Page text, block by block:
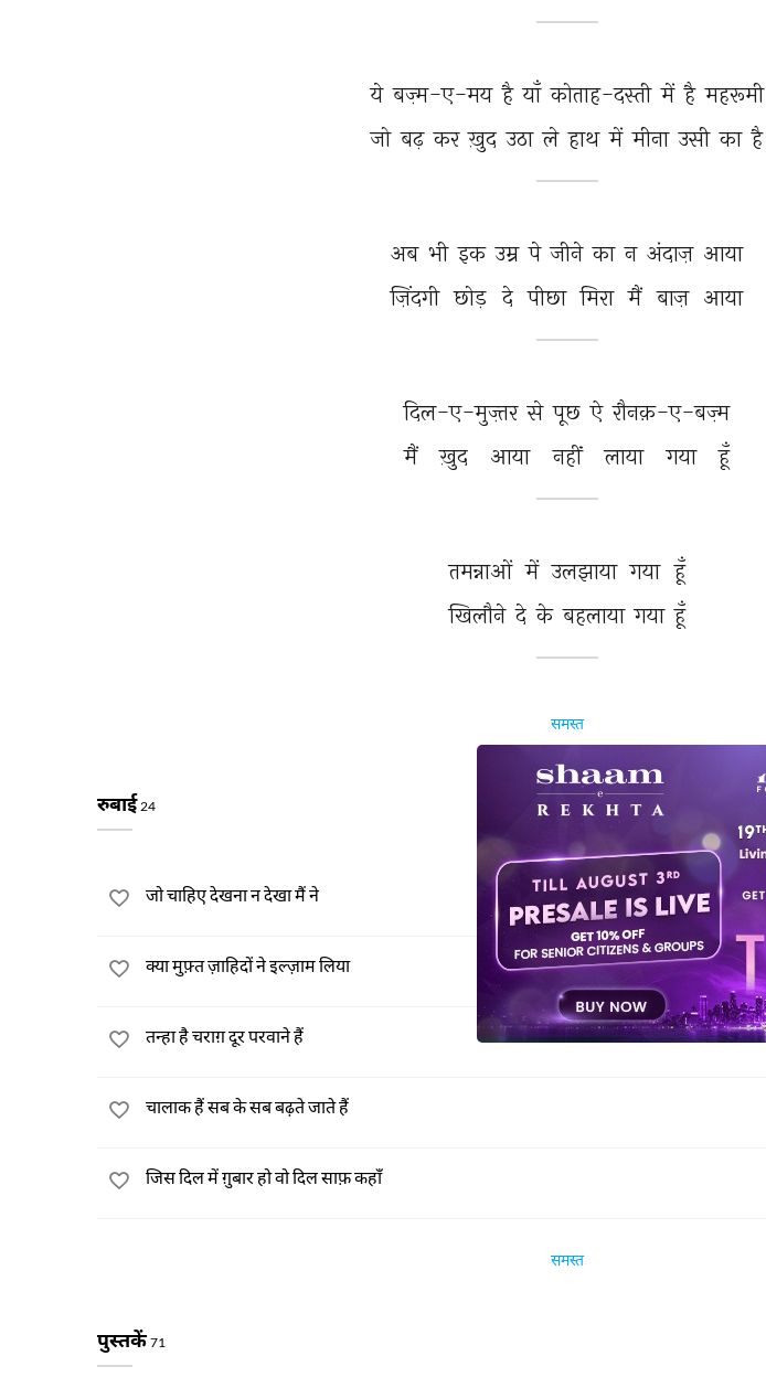
ये बज़्म-ए-मय है याँ कोताह-दस्ती में है महरूमी
जो बढ़ कर ख़ुद उठा ले हाथ में मीना उसी का है
अब भी इक उम्र पे जीने का न अंदाज़ आया
ज़िंदगी छोड़ दे पीछा मिरा मैं बाज़ आया
दिल-ए-मुज़्तर से पूछ ऐ रौनक़-ए-बज़्म
मैं
ख़ुद आया नहीं लाया गया हूँ
तमन्नाओं में उलझाया गया हूँ
खिलौने दे के बहलाया गया हूँ
समस्त
रुबाई24
जो चाहिए देखना न देखा मैं ने
क्या मुफ़्त ज़ाहिदों ने इल्ज़ाम लिया
तन्हा है चराग़ दूर परवाने हैं
चालाक हैं सब के सब बढ़ते जाते हैं
जिस दिल में ग़ुबार हो वो दिल साफ़ कहाँ
समस्त
पुस्तकें 71